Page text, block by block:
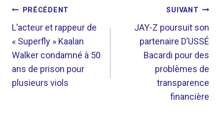
NAVIGATION
DE
L’ARTICLE
PRÉCÉDENT
L’acteur et rappeur de
« Superfly » Kaalan
Walker condamné à 50
ans de prison pour
plusieurs viols
SUIVANT
JAY-Z poursuit son
partenaire D’USSÉ
Bacardi pour des
problèmes de
transparence
financière